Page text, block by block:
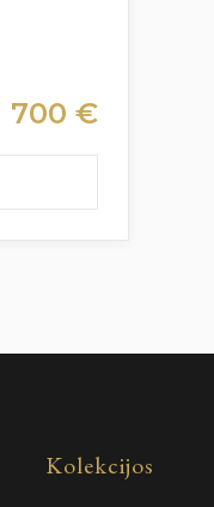
700€
Kolekcijos